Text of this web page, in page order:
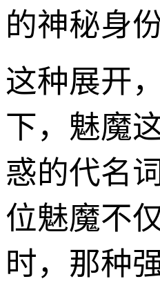
的神秘身份
这种展开
下，魅魔
惑的代名
位魅魔不
时，那种